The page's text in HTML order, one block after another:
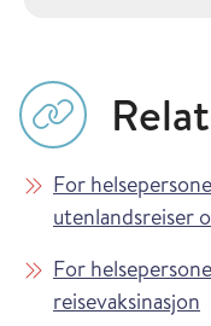
For
utenlandsreiser
For
reisevaksinasjon